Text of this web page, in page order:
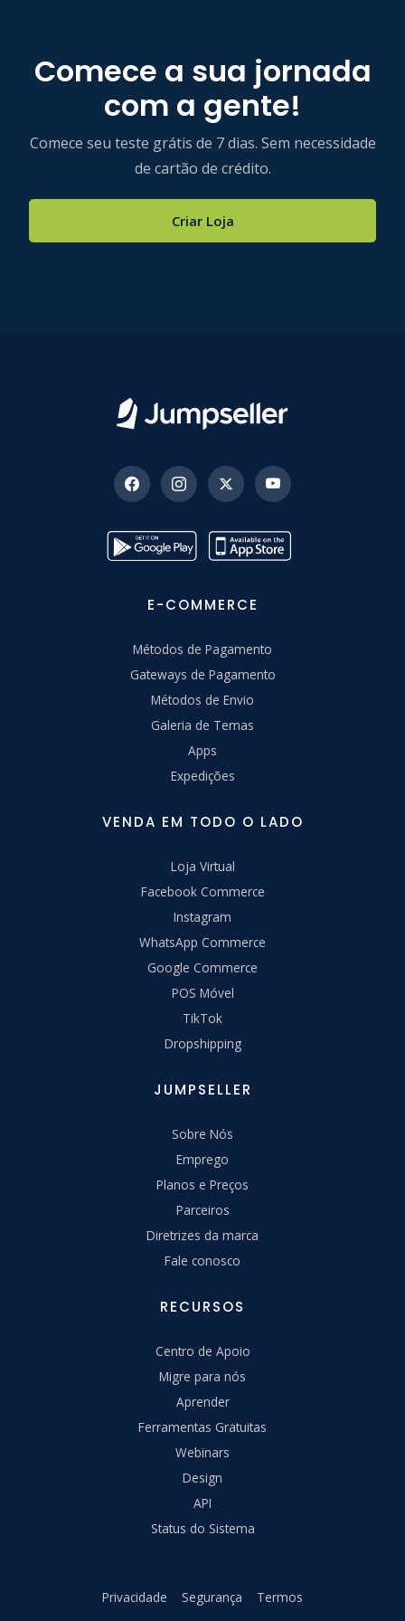
reembolsos, contacte a [Nome da empresa]
Comece a sua jornada
com a gente!
Comece seu teste grátis de 7 dias. Sem necessidade
de cartão de crédito.
Criar Loja
E-COMMERCE
Métodos de Pagamento
Gateways de Pagamento
Métodos de Envio
Galeria de Temas
Apps
Expedições
VENDA EM TODO O LADO
Loja Virtual
Facebook Commerce
Instagram
WhatsApp Commerce
Google Commerce
POS Móvel
TikTok
Dropshipping
JUMPSELLER
Sobre Nós
Emprego
Planos e Preços
Parceiros
Diretrizes da marca
Fale conosco
RECURSOS
Centro de Apoio
Migre para nós
Aprender
Ferramentas Gratuitas
Webinars
Design
API
Status do Sistema
Privacidade Segurança Termos